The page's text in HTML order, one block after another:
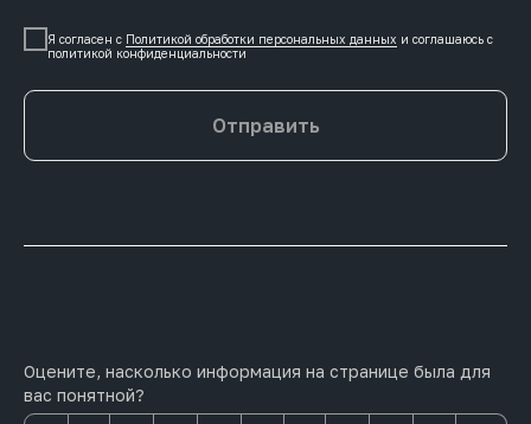
Я согласен с Политикой обработки персональных данных и соглашаюсь c
политикой конфиденциальности
Отправить
Оцените, насколько информация на странице была для
вас понятной?